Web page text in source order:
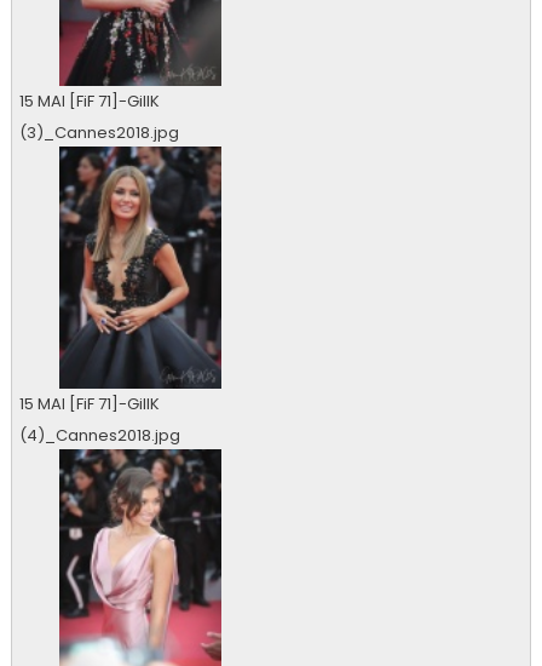
15 MAI [FiF 71]-GillK
(3)_Cannes2018.jpg
15 MAI [FiF 71]-GillK
(4)_Cannes2018.jpg